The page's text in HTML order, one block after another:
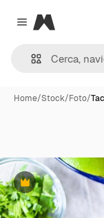
Close menu
Magnific
Home/Stock/Foto/
Premium